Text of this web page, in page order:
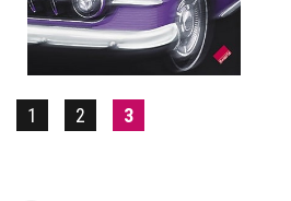
29,90 ZŁ
1 2 3